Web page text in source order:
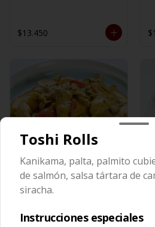
$13.450
Cerdo Curry
$13.450
Toshi Rolls
Kanikama, palta, palmito
de salmón, salsa tártara de
siracha.
Instrucciones especiales